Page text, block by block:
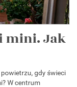
mini. Jak
gdy świeci
W centrum